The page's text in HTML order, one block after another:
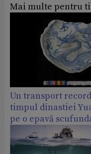
Mai multe pentru
Un transport
timpul dinastiei
pe o epavă